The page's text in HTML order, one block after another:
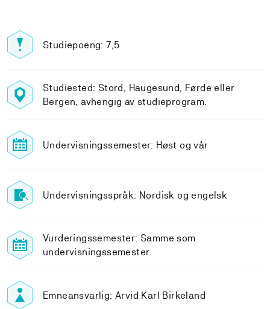
Studiepoeng: 7,5
Studiested: Stord, Haugesund, Førde eller
Bergen, avhengig av studieprogram.
Undervisningssemester: Høst og vår
Undervisningsspråk: Nordisk og engelsk
Vurderingssemester: Samme som
undervisningssemester
Emneansvarlig: Arvid Karl Birkeland